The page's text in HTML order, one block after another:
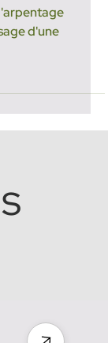
de vos